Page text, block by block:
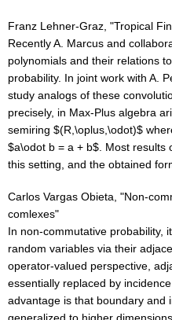
Franz Lehner-Graz, "Tropical
Recently A. Marcus and
polynomials and their relations
probability. In joint work with A.
study analogs of these
precisely, in Max-Plus algebra
semiring $(R,\oplus,\odot)$
$a\odot b = a + b$. Most results
this setting, and the obtained
Carlos Vargas Obieta, "Non-
comlexes"
In non-commutative probability,
random variables via their
operator-valued perspective,
essentially replaced by
advantage is that boundary and